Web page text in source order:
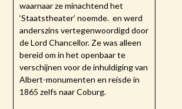
waarnaar ze minachtend het
‘Staatstheater’ noemde. en werd
anderszins vertegenwoordigd door
de Lord Chancellor. Ze was alleen
bereid om in het openbaar te
verschijnen voor de inhuldiging van
Albert-monumenten en reisde in
1865 zelfs naar Coburg.